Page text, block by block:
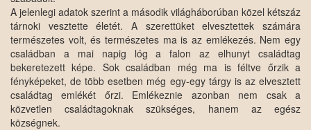
A jelenlegi adatok szerint a második világháborúban közel kétszáz
tárnoki vesztette életét. A szerettüket elvesztettek számára
természetes volt, és természetes ma is az emlékezés. Nem egy
családban a mai napig lóg a falon az elhunyt családtag
bekeretezett képe. Sok családban még ma is féltve őrzik a
fényképeket, de több esetben még egy-egy tárgy is az elvesztett
családtag emlékét őrzi. Emlékeznie azonban nem csak a
közvetlen családtagoknak szükséges, hanem az egész
községnek.